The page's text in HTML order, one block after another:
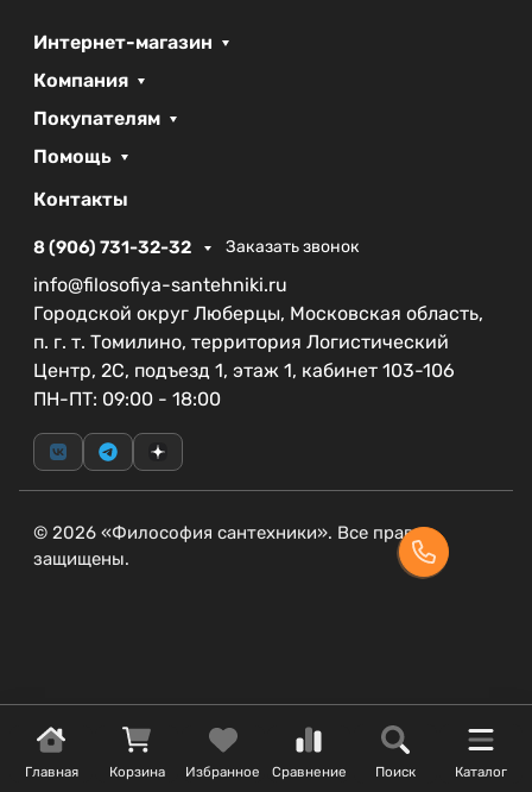
Главная Корзина Избранное Сравнение Поиск Каталог
Интернет-магазин
Компания
Покупателям
Помощь
Контакты
8 (906) 731-32-32 Заказать звонок
info@filosofiya-santehniki.ru
Городской округ Люберцы, Московская область,
п. г. т. Томилино, территория Логистический
Центр, 2С, подъезд 1, этаж 1, кабинет 103-106
ПН-ПТ: 09:00 - 18:00
© 2026 «Философия сантехники». Все права
защищены.